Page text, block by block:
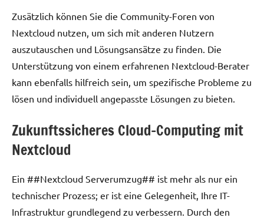
Zusätzlich können Sie die Community-Foren von
Nextcloud nutzen, um sich mit anderen Nutzern
auszutauschen und Lösungsansätze zu finden. Die
Unterstützung von einem erfahrenen Nextcloud-Berater
kann ebenfalls hilfreich sein, um spezifische Probleme zu
lösen und individuell angepasste Lösungen zu bieten.
Zukunftssicheres Cloud-Computing mit
Nextcloud
Ein ##Nextcloud Serverumzug## ist mehr als nur ein
technischer Prozess; er ist eine Gelegenheit, Ihre IT-
Infrastruktur grundlegend zu verbessern. Durch den